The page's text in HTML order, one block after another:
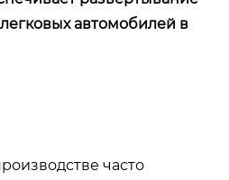
автомобилей в
часто